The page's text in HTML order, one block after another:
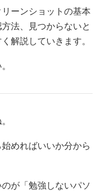
ーンショットの基本
法、見つからないと
解説していきます。
めればいいか分から
が「勉強しないパソ